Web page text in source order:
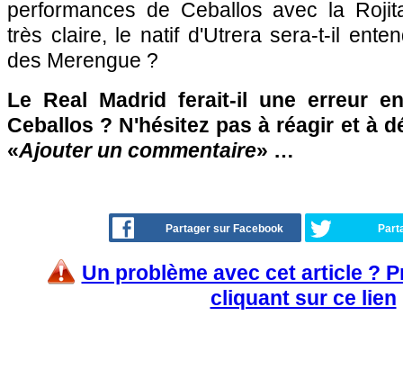
performances de Ceballos avec la
très claire, le natif d'Utrera sera-t-il
des Merengue ?
Le Real Madrid ferait-il une erreur
Ceballos ? N'hésitez pas à réagir et à
«Ajouter un commentaire» …
Partager sur Facebook
Un problème avec cet article ?
cliquant sur ce lien